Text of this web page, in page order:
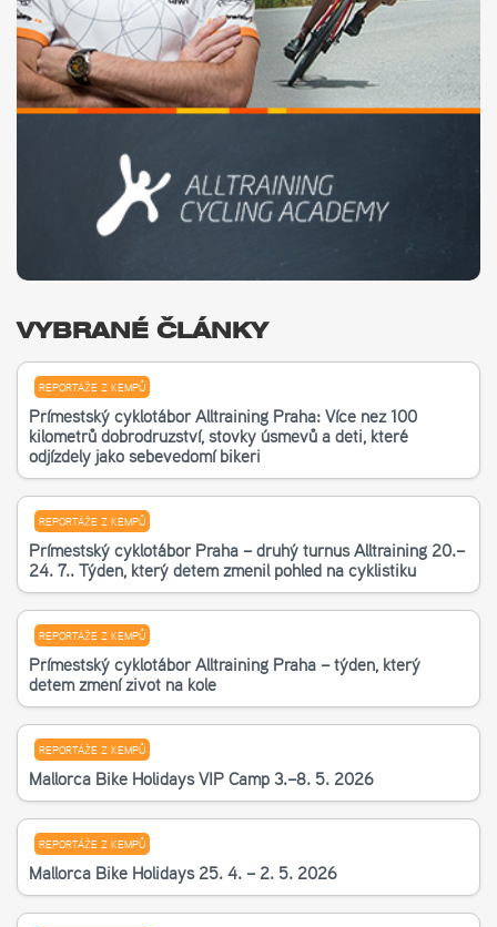
VYBRANÉ ČLÁNKY
REPORTÁŽE Z KEMPŮ
Příměstský cyklotábor Alltraining Praha: Více než 100
kilometrů dobrodružství, stovky úsměvů a děti, které
odjížděly jako sebevědomí bikeři
REPORTÁŽE Z KEMPŮ
Příměstský cyklotábor Praha – druhý turnus Alltraining 20.–
24. 7.. Týden, který dětem změnil pohled na cyklistiku
REPORTÁŽE Z KEMPŮ
Příměstský cyklotábor Alltraining Praha – týden, který
dětem změní život na kole
REPORTÁŽE Z KEMPŮ
Mallorca Bike Holidays VIP Camp 3.–8. 5. 2026
REPORTÁŽE Z KEMPŮ
Mallorca Bike Holidays 25. 4. – 2. 5. 2026